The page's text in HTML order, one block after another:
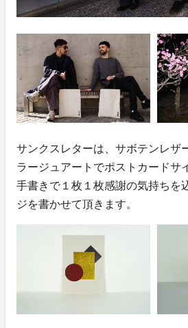
サンクスレターは、サボテンレザ
ラージュアートでポストカードサ
手書きで１枚１枚感謝の気持ちを
ジを書かせて頂きます。